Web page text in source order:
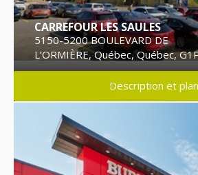
CARREFOUR LES SAULES
5150-5200 BOULEVARD DE
L’ORMIÈRE, Québec, Québec,
Description et plan